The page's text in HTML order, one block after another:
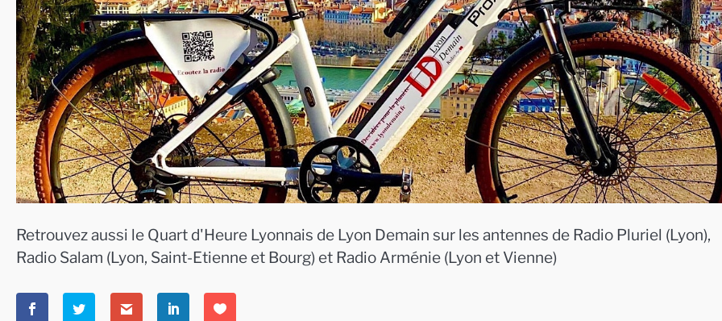
Retrouvez aussi le Quart d'Heure Lyonnais de Lyon Demain sur les antennes de Radio Pluriel (Lyon),
Radio Salam (Lyon, Saint-Etienne et Bourg) et Radio Arménie (Lyon et Vienne)